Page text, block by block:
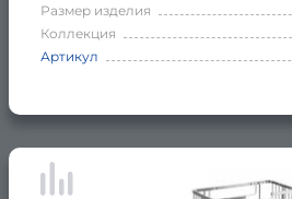
Размер изделия
Коллекция
Артикул